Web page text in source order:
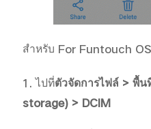
สำหรับ For Funtouch OS
1. ไปที่ตัวจัดการไฟล์ > พื้น
storage) > DCIM